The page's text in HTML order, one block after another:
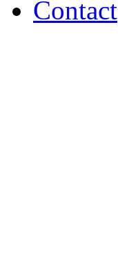
Contact